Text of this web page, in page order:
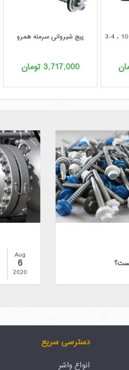
پیچ شیروانی سرمته همرو
3,717,000تومان
Aug
6
2020
دسترسی سریع
انواع واشر